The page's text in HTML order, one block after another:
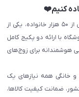
کنیم❤️
با سال‌ها سابقه و اعتماد بیش از ۵۰ هزار خانواده، یکی از
با ارائه دو پکیج کامل
هوشمندانه برای زوج‌های
و خانگی همه نیازهای یک
ضمانت کیفیت کالاها،